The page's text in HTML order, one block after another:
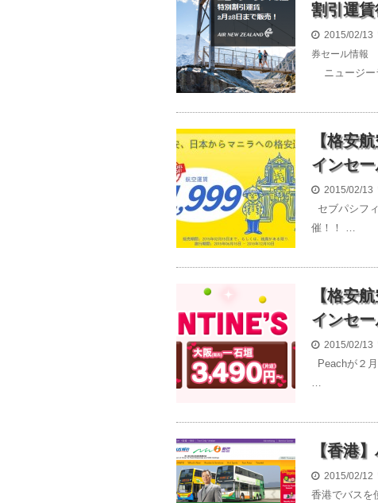
割引運
2015/02/13
券セール情報
ニュージー
【格安
インセ
2015/02/13
セブパシフ
催！！ …
【格安
インセ
2015/02/13
Peachが２
…
【香港
2015/02/12
香港でバスを